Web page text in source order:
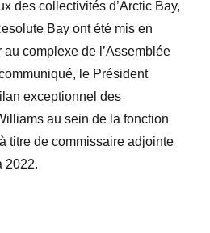
des collectivités d’Arctic Bay,
Bay ont été mis en
au complexe de l’Assemblée
le Président
exceptionnel des
au sein de la fonction
titre de commissaire adjointe
2022.